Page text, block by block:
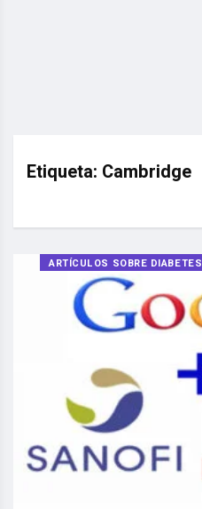
Etiqueta: Cambridge
ARTÍCULOS SOBRE DIABETES